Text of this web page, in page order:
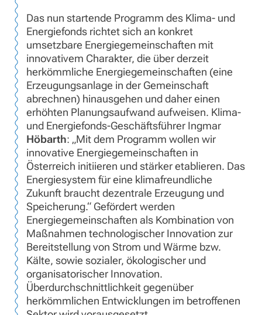
Das nun startende Programm des Klima- und
Energiefonds richtet sich an konkret
umsetzbare Energiegemeinschaften mit
innovativem Charakter, die über derzeit
herkömmliche Energiegemeinschaften (eine
Erzeugungsanlage in der Gemeinschaft
abrechnen) hinausgehen und daher einen
erhöhten Planungsaufwand aufweisen. Klima-
und Energiefonds-Geschäftsführer Ingmar
Höbarth: „Mit dem Programm wollen wir
innovative Energiegemeinschaften in
Österreich initiieren und stärker etablieren. Das
Energiesystem für eine klimafreundliche
Zukunft braucht dezentrale Erzeugung und
Speicherung.“ Gefördert werden
Energiegemeinschaften als Kombination von
Maßnahmen technologischer Innovation zur
Bereitstellung von Strom und Wärme bzw.
Kälte, sowie sozialer, ökologischer und
organisatorischer Innovation.
Überdurchschnittlichkeit gegenüber
herkömmlichen Entwicklungen im betroffenen